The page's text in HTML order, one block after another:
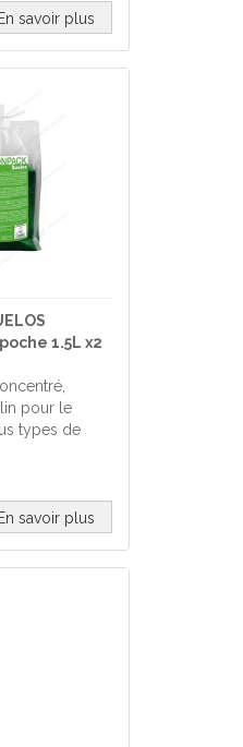
En savoir plus
1.5L x2
pour le
types de
En savoir plus